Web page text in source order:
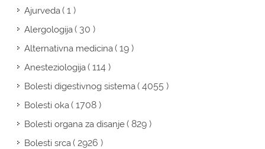
Ajurveda( 1 )
Alergologija( 30 )
Alternativna medicina( 19 )
Anesteziologija( 114 )
Bolesti digestivnog sistema( 4055 )
Bolesti oka( 1708 )
Bolesti organa za disanje( 829 )
Bolesti srca( 2926 )